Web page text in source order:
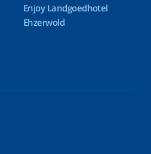
Enjoy Landgoedhotel
Ehzerwold